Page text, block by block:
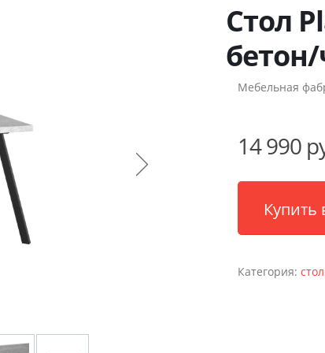
Стол
Мебельная
14 990
Купить
Категория: